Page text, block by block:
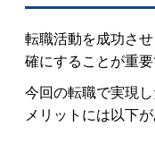
転職活動を成功さ
確にすることが重要
今回の転職で実現
メリットには以下が